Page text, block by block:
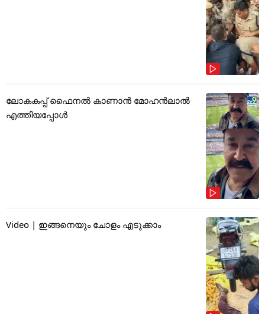
ലോകകപ്പ് ഫൈനൽ കാണാൻ മോഹൻലാൽ
എത്തിയപ്പോൾ
Video | ഇങ്ങനെയും ചോളം എടുക്കാം